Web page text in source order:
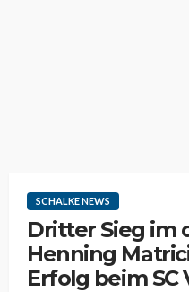
SCHALKE NEWS
Dritter Sieg im
Henning
Erfolg beim SC